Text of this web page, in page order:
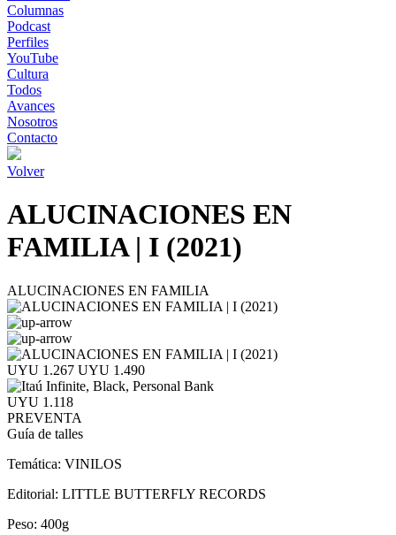
Columnas
Podcast
Perfiles
YouTube
Cultura
Todos
Avances
Nosotros
Contacto
Volver
ALUCINACIONES EN
FAMILIA | I (2021)
ALUCINACIONES EN FAMILIA
UYU 1.267 UYU 1.490
UYU 1.118
PREVENTA
Guía de talles
Temática: VINILOS
Editorial: LITTLE BUTTERFLY RECORDS
Peso: 400g